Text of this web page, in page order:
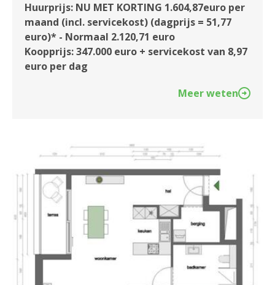
Huurprijs: NU MET KORTING 1.604,87euro per
maand (incl. servicekost) (dagprijs = 51,77
euro)* - Normaal 2.120,71 euro
Koopprijs: 347.000 euro + servicekost van 8,97
euro per dag
Meer weten